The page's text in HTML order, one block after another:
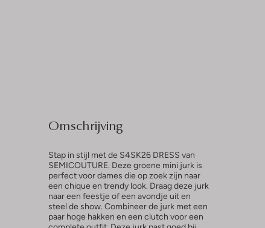
Omschrijving
Stap in stijl met de S4SK26 DRESS van
SEMICOUTURE. Deze groene mini jurk is
perfect voor dames die op zoek zijn naar
een chique en trendy look. Draag deze jurk
naar een feestje of een avondje uit en
steel de show. Combineer de jurk met een
paar hoge hakken en een clutch voor een